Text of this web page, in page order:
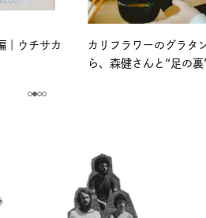
｜ウチサカ
カリフラワーのグラタ
ら、森健さんと“足の